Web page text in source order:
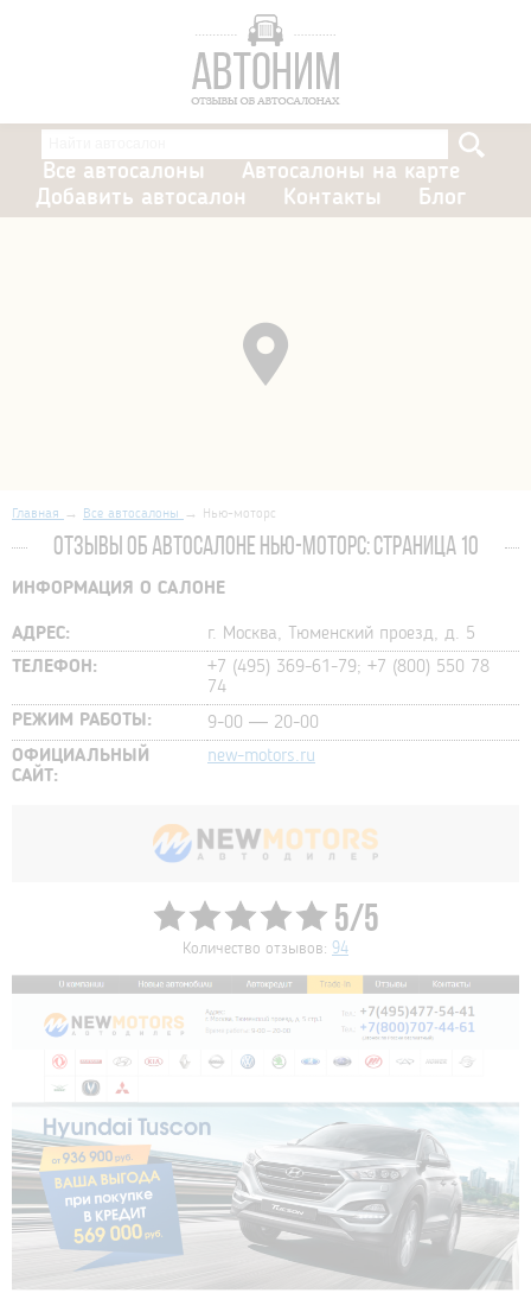
Все автосалоны
Автосалоны на карте
Добавить автосалон
Контакты Блог
Главная Все автосалоны Нью-моторс
ОТЗЫВЫ ОБ АВТОСАЛОНЕ НЬЮ-МОТОРС: СТРАНИЦА 10
ИНФОРМАЦИЯ О САЛОНЕ
АДРЕС:
г. Москва, Тюменский проезд, д. 5
ТЕЛЕФОН:
+7 (495) 369-61-79; +7 (800) 550 78
74
РЕЖИМ РАБОТЫ:
9-00 — 20-00
ОФИЦИАЛЬНЫЙ
САЙТ:
new-motors.ru
5/5
Количество отзывов: 94